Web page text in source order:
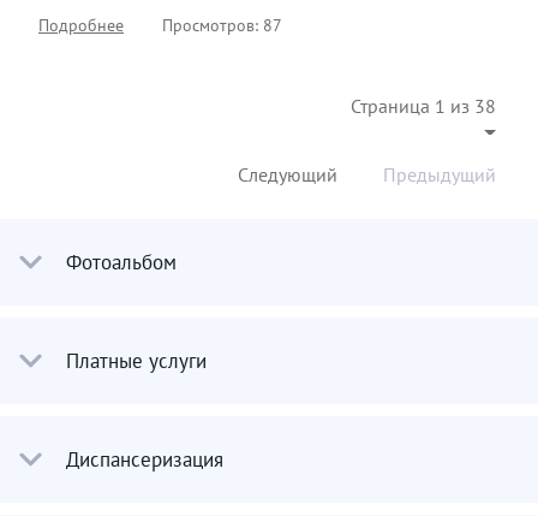
Подробнее Просмотров: 87
Страница 1 из 38
Предыдущий
Следующий
Фотоальбом
Платные услуги
Диспансеризация